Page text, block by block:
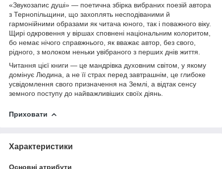
«Звукозапис душі» — поетична збірка вибраних поезій автора
з Тернопільщини, що захоплять несподіваними й
гармонійними образами як читача юного, так і поважного віку.
Щирі одкровення у віршах сповнені національним колоритом,
бо немає нічого справжнього, як вважає автор, без свого,
рідного, з молоком неньки увібраного з перших днів життя.
Читання цієї книги — це мандрівка духовним світом, у якому
домінує Людина, а не її страх перед завтрашнім, це глибоке
усвідомлення свого призначення на Землі, а відтак сенсу
земного поступу до найважливіших своїх діянь.
Приховати
Характеристики
Основні атрибути